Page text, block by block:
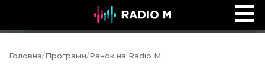
Music Ocean
Головна/Програми/Ранок на Radio M